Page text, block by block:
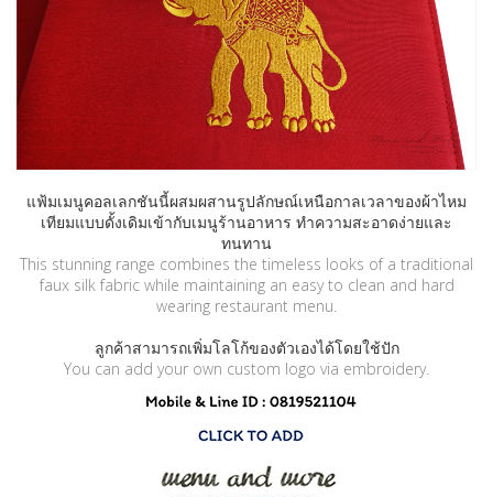
แฟ้มเมนูคอลเลกชันนี้ผสมผสานรูปลักษณ์เหนือกาลเวลาของผ้าไหม
เทียมแบบดั้งเดิมเข้ากับเมนูร้านอาหาร ทำความสะอาดง่ายและ
ทนทาน
This stunning range combines the timeless looks of a traditional
faux silk fabric while maintaining an easy to clean and hard
wearing restaurant menu.
ลูกค้าสามารถเพิ่มโลโก้ของตัวเองได้โดยใช้ปัก
You can add your own custom logo via embroidery.